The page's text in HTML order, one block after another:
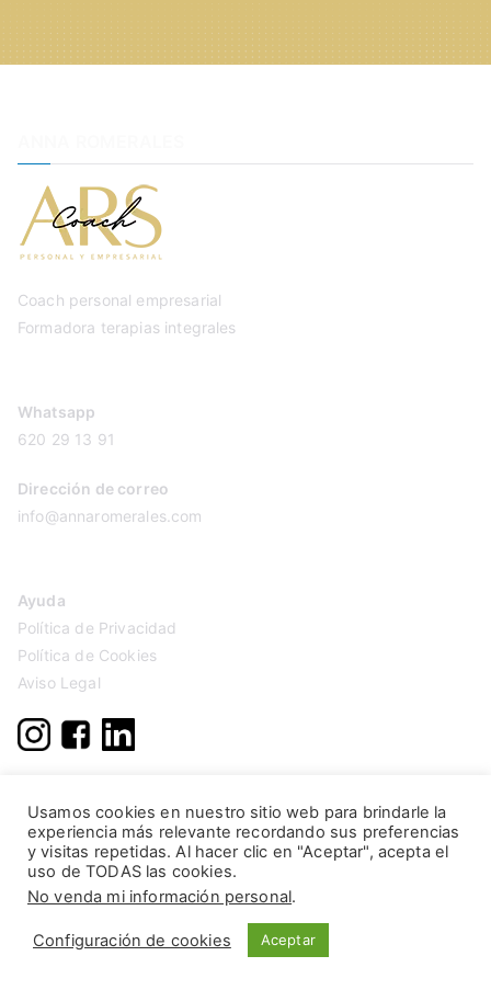
Coach personal empresarial
Formadora terapias integrales
Whatsapp
620 29 13 91
Dirección de correo
info@annaromerales.com
Ayuda
Política de Privacidad
Política de Cookies
Aviso Legal
Usamos cookies en nuestro sitio web para brindarle la
experiencia más relevante recordando sus preferencias
y visitas repetidas. Al hacer clic en "Aceptar", acepta el
uso de TODAS las cookies.
No venda mi información personal.
Configuración de cookies Aceptar